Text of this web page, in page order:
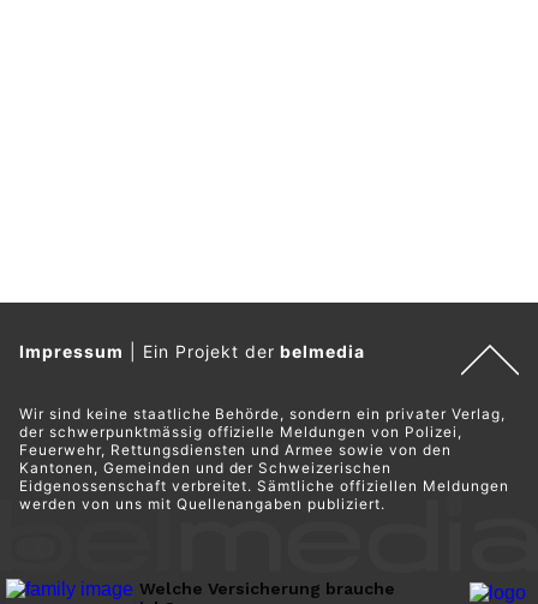
Impressum Ein Projekt derbelmedia
Wir sind keine staatliche Behörde, sondern ein privater Verlag,
der schwerpunktmässig offizielle Meldungen von Polizei,
Feuerwehr, Rettungsdiensten und Armee sowie von den
Kantonen, Gemeinden und der Schweizerischen
Eidgenossenschaft verbreitet. Sämtliche offiziellen Meldungen
werden von uns mit Quellenangaben publiziert.